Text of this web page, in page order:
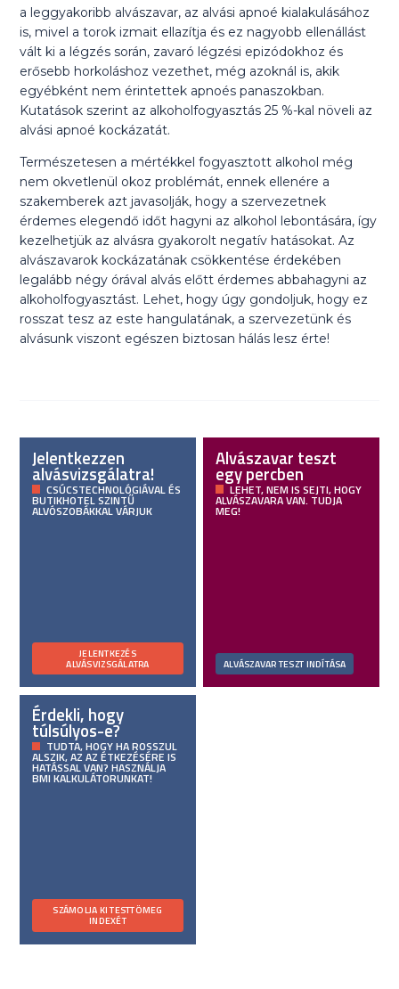
a leggyakoribb alvászavar, az alvási apnoé kialakulásához
is, mivel a torok izmait ellazítja és ez nagyobb ellenállást
vált ki a légzés során, zavaró légzési epizódokhoz és
erősebb horkoláshoz vezethet, még azoknál is, akik
egyébként nem érintettek apnoés panaszokban.
Kutatások szerint az alkoholfogyasztás 25 %-kal növeli az
alvási apnoé kockázatát.
Természetesen a mértékkel fogyasztott alkohol még
nem okvetlenül okoz problémát, ennek ellenére a
szakemberek azt javasolják, hogy a szervezetnek
érdemes elegendő időt hagyni az alkohol lebontására, így
kezelhetjük az alvásra gyakorolt negatív hatásokat. Az
alvászavarok kockázatának csökkentése érdekében
legalább négy órával alvás előtt érdemes abbahagyni az
alkoholfogyasztást. Lehet, hogy úgy gondoljuk, hogy ez
rosszat tesz az este hangulatának, a szervezetünk és
alvásunk viszont egészen biztosan hálás lesz érte!
Jelentkezzen
alvásvizsgálatra!
CSÚCSTECHNOLÓGIÁVAL ÉS
BUTIKHOTEL SZINTŰ
ALVÓSZOBÁKKAL VÁRJUK
JELENTKEZÉS
ALVÁSVIZSGÁLATRA
Alvászavar teszt
egy percben
LEHET, NEM IS SEJTI, HOGY
ALVÁSZAVARA VAN. TUDJA
MEG!
ALVÁSZAVAR TESZT INDÍTÁSA
Érdekli, hogy
túlsúlyos-e?
TUDTA, HOGY HA ROSSZUL
ALSZIK, AZ AZ ÉTKEZÉSÉRE IS
HATÁSSAL VAN? HASZNÁLJA
BMI KALKULÁTORUNKAT!
SZÁMOLJA KI TESTTÖMEG
INDEXÉT